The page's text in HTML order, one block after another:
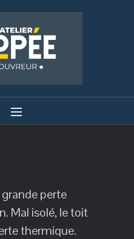
perte
Mal isolé, le toit
thermique.